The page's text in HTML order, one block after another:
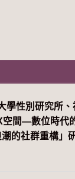
學性別研究所
間—數位時代
的社群重構」